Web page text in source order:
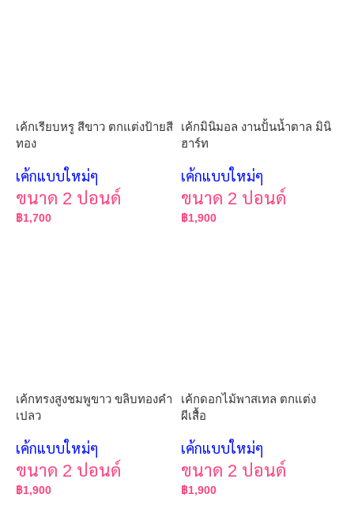
เค้กเรียบหรู สีขาว ตกแต่งป้ายสี
ทอง
เค้กแบบใหม่ๆ
ขนาด 2 ปอนด์
฿1,700
เค้กมินิมอล งานปั้นน้ำตาล มินิ
ฮาร์ท
เค้กแบบใหม่ๆ
ขนาด 2 ปอนด์
฿1,900
เค้กทรงสูงชมพูขาว ขลิบทองคำ
เปลว
เค้กแบบใหม่ๆ
ขนาด 2 ปอนด์
฿1,900
เค้กดอกไม้พาสเทล ตกแต่ง
ผีเสื้อ
เค้กแบบใหม่ๆ
ขนาด 2 ปอนด์
฿1,900